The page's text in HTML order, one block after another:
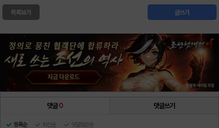
목록보기 글쓰기
댓글0 댓글쓰기
등록순 최신순 댓글많은순